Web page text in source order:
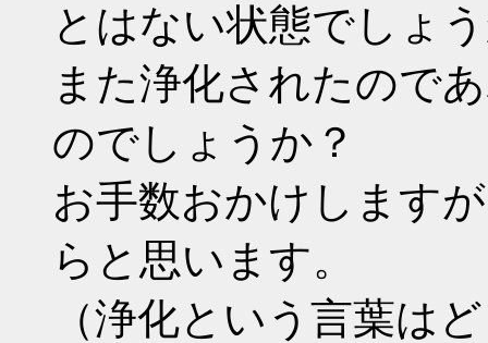
とはない状態でしょ
また浄化されたので
のでしょうか？
お手数おかけします
らと思います。
（浄化という言葉は